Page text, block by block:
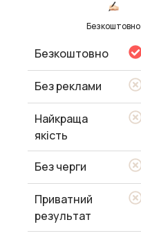
Безкоштовно
Безкоштовно
Без реклами
Найкраща
якість
Без черги
Приватний
результат